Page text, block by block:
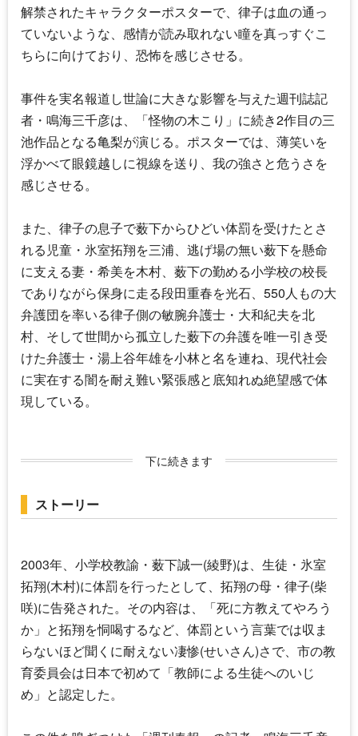
解禁されたキャラクターポスターで、律子は血の通っ
ていないような、感情が読み取れない瞳を真っすぐこ
ちらに向けており、恐怖を感じさせる。
事件を実名報道し世論に大きな影響を与えた週刊誌記
者・鳴海三千彦は、「怪物の木こり」に続き2作目の三
池作品となる亀梨が演じる。ポスターでは、薄笑いを
浮かべて眼鏡越しに視線を送り、我の強さと危うさを
感じさせる。
また、律子の息子で薮下からひどい体罰を受けたとさ
れる児童・氷室拓翔を三浦、逃げ場の無い薮下を懸命
に支える妻・希美を木村、薮下の勤める小学校の校長
でありながら保身に走る段田重春を光石、550人もの大
弁護団を率いる律子側の敏腕弁護士・大和紀夫を北
村、そして世間から孤立した薮下の弁護を唯一引き受
けた弁護士・湯上谷年雄を小林と名を連ね、現代社会
に実在する闇を耐え難い緊張感と底知れぬ絶望感で体
現している。
下に続きます
ストーリー
2003年、小学校教諭・薮下誠一(綾野)は、生徒・氷室
拓翔(木村)に体罰を行ったとして、拓翔の母・律子(柴
咲)に告発された。その内容は、「死に方教えてやろう
か」と拓翔を恫喝するなど、体罰という言葉では収ま
らないほど聞くに耐えない凄惨(せいさん)さで、市の教
育委員会は日本で初めて「教師による生徒へのいじ
め」と認定した。